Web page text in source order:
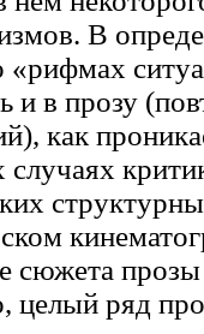
В
«рифмах
и в прозу
как
случаях
сюжета
целый ряд